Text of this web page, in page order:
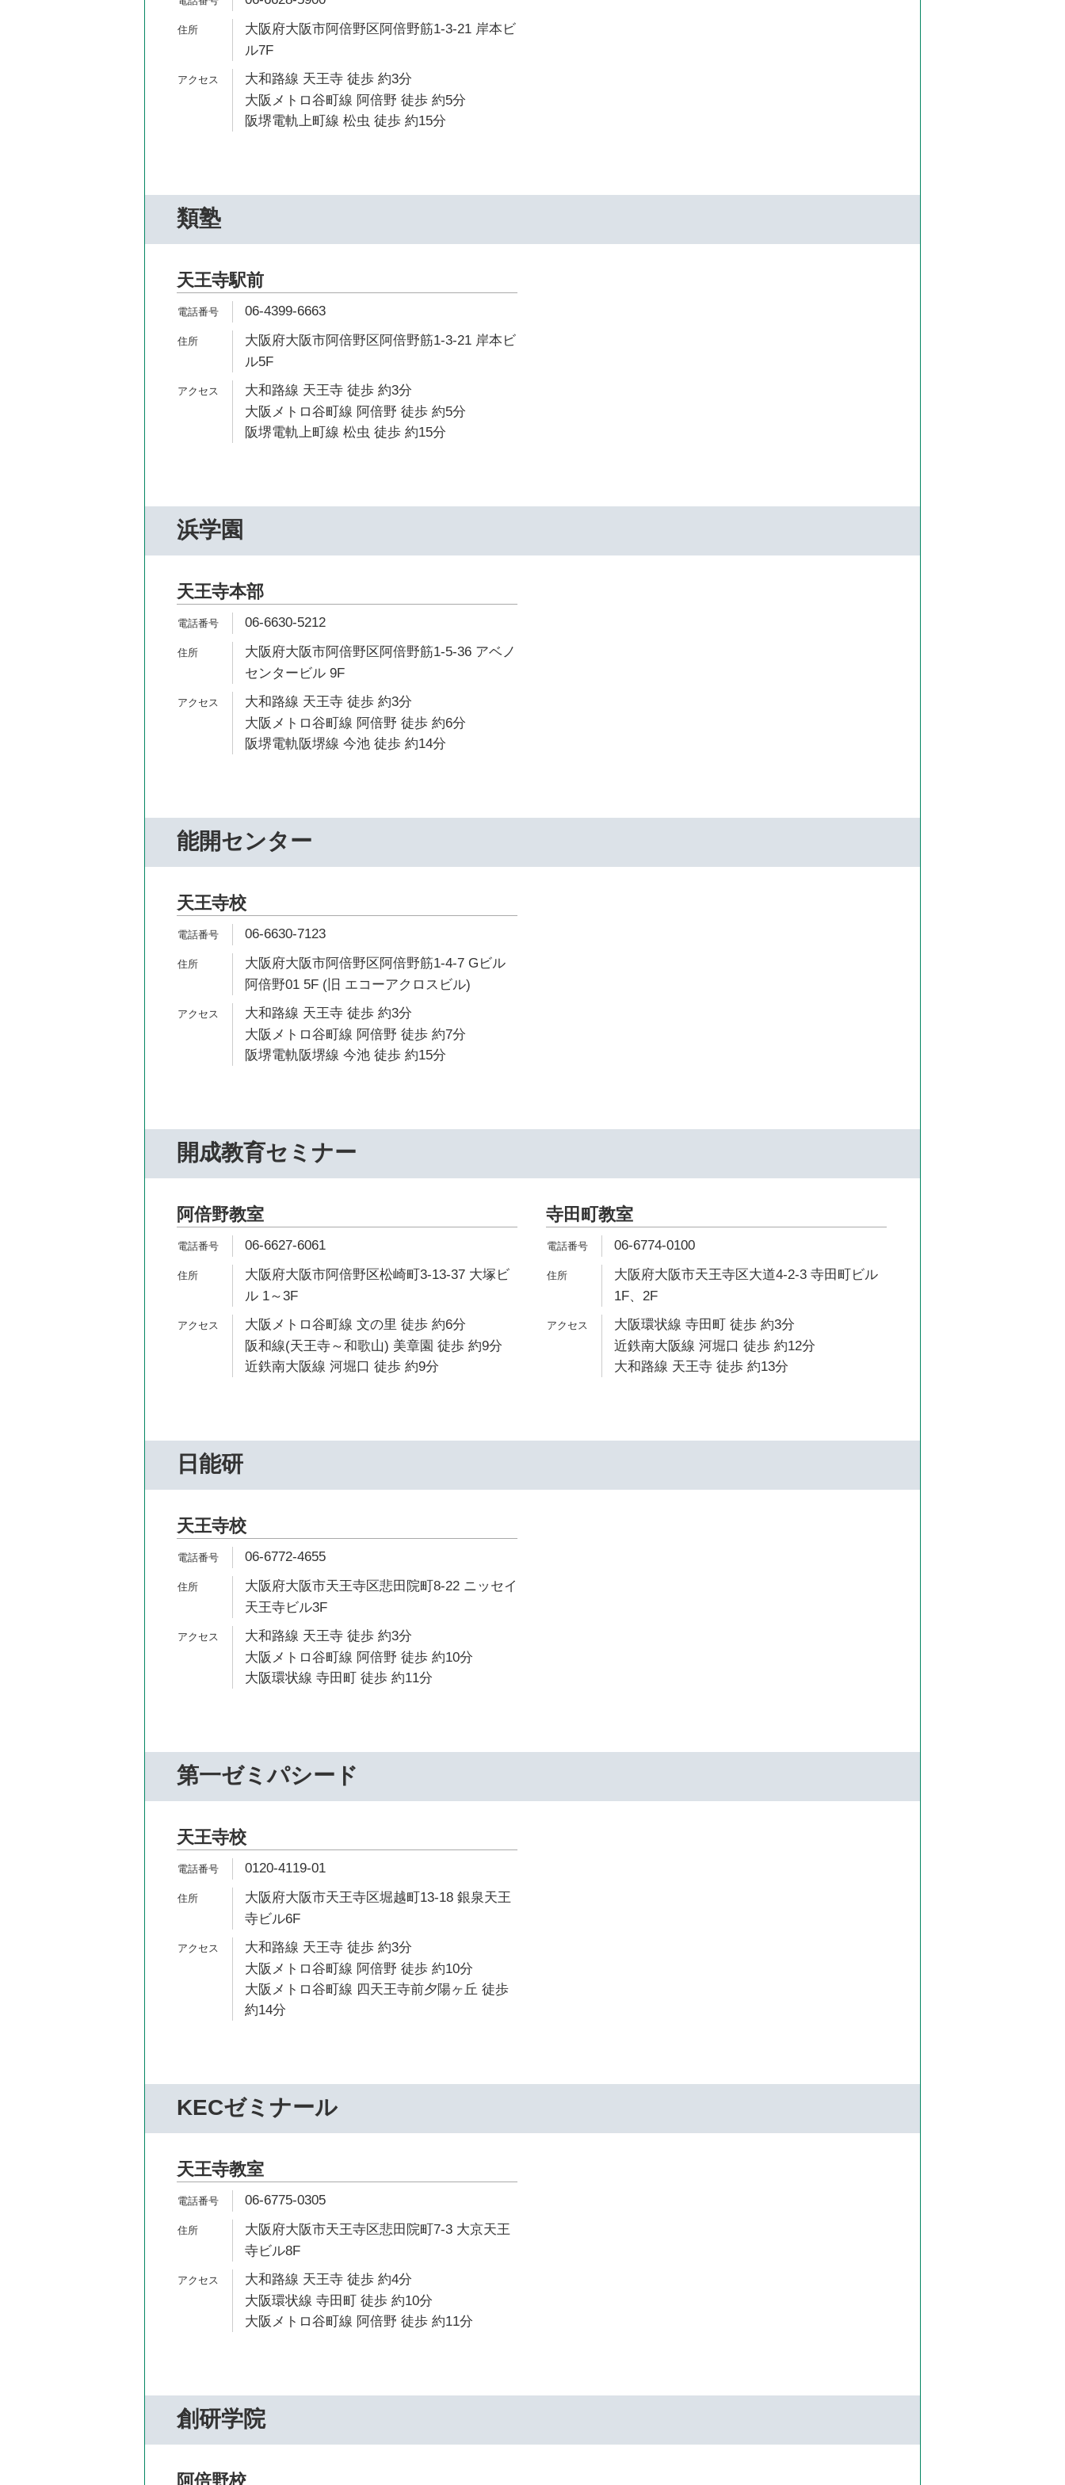
大阪府大阪市阿倍野区阿倍野筋1-3-21 岸本ビ
ル7F
大和路線 天王寺 徒歩 約3分
大阪メトロ谷町線 阿倍野 徒歩 約5分
阪堺電軌上町線 松虫 徒歩 約15分
類塾
天王寺駅前
06-4399-6663
大阪府大阪市阿倍野区阿倍野筋1-3-21 岸本ビ
ル5F
大和路線 天王寺 徒歩 約3分
大阪メトロ谷町線 阿倍野 徒歩 約5分
阪堺電軌上町線 松虫 徒歩 約15分
浜学園
天王寺本部
06-6630-5212
大阪府大阪市阿倍野区阿倍野筋1-5-36 アベノ
センタービル 9F
大和路線 天王寺 徒歩 約3分
大阪メトロ谷町線 阿倍野 徒歩 約6分
阪堺電軌阪堺線 今池 徒歩 約14分
能開センター
天王寺校
06-6630-7123
大阪府大阪市阿倍野区阿倍野筋1-4-7 Gビル
阿倍野01 5F (旧 エコーアクロスビル)
大和路線 天王寺 徒歩 約3分
大阪メトロ谷町線 阿倍野 徒歩 約7分
阪堺電軌阪堺線 今池 徒歩 約15分
開成教育セミナー
阿倍野教室
06-6627-6061
大阪府大阪市阿倍野区松崎町3-13-37 大塚ビ
ル 1～3F
大阪メトロ谷町線 文の里 徒歩 約6分
阪和線(天王寺～和歌山) 美章園 徒歩 約9分
近鉄南大阪線 河堀口 徒歩 約9分
寺田町教室
06-6774-0100
大阪府大阪市天王寺区大道4-2-3 寺田町ビル
1F、2F
大阪環状線 寺田町 徒歩 約3分
近鉄南大阪線 河堀口 徒歩 約12分
大和路線 天王寺 徒歩 約13分
日能研
天王寺校
06-6772-4655
大阪府大阪市天王寺区悲田院町8-22 ニッセイ
天王寺ビル3F
大和路線 天王寺 徒歩 約3分
大阪メトロ谷町線 阿倍野 徒歩 約10分
大阪環状線 寺田町 徒歩 約11分
第一ゼミパシード
天王寺校
0120-4119-01
大阪府大阪市天王寺区堀越町13-18 銀泉天王
寺ビル6F
大和路線 天王寺 徒歩 約3分
大阪メトロ谷町線 阿倍野 徒歩 約10分
大阪メトロ谷町線 四天王寺前夕陽ヶ丘 徒歩
約14分
KECゼミナール
天王寺教室
06-6775-0305
大阪府大阪市天王寺区悲田院町7-3 大京天王
寺ビル8F
大和路線 天王寺 徒歩 約4分
大阪環状線 寺田町 徒歩 約10分
大阪メトロ谷町線 阿倍野 徒歩 約11分
創研学院
阿倍野校